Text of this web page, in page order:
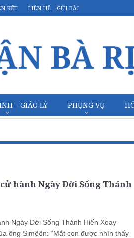
KẾT LIÊN HỆ – GỬI BÀI
– GIÁO LÝ PHỤNG VỤ
hành Ngày Đời Sống Thánh
Ngày Đời Sống Thánh Hiến Xoay
ông Simêôn: “Mắt con được nhìn thấy